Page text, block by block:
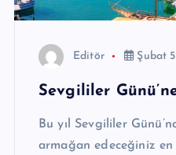
Editör Şubat
Sevgililer
Bu yıl Sevgililer
armağan edeceğiniz